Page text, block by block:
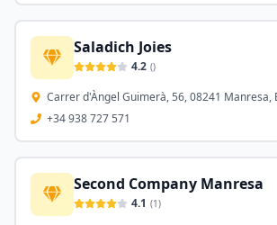
Saladich Joies
4.2 ()
Carrer d'Àngel Guimerà, 56, 08241 Manresa,
+34 938 727 571
Second Company Manresa
4.1 (1)